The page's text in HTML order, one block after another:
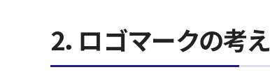
2．ロゴマークの考え